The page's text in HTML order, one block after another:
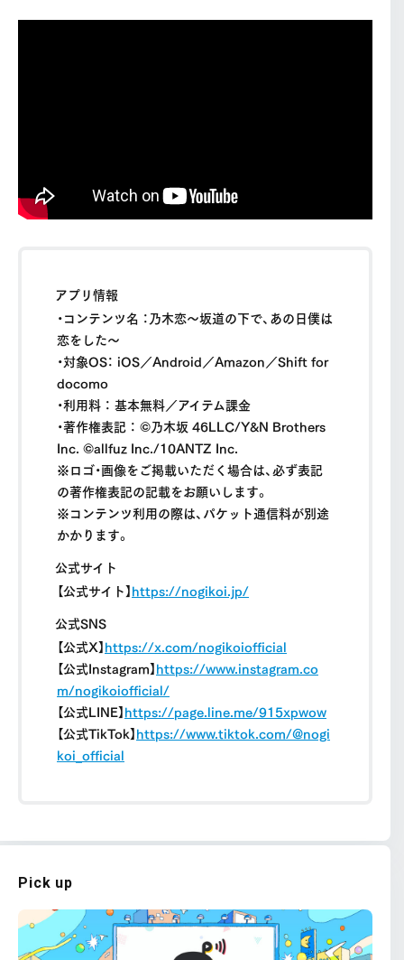
アプリ情報
・コンテンツ名 ：乃木恋〜坂道の下で、あの日僕は
恋をした〜
・対象OS： iOS／Android／Amazon／Shift for
docomo
・利用料 ： 基本無料／アイテム課金
・著作権表記 ： ©乃木坂 46LLC/Y&N Brothers
Inc. ©allfuz Inc./10ANTZ Inc.
※ロゴ・画像をご掲載いただく場合は、必ず表記
の著作権表記の記載をお願いします。
※コンテンツ利用の際は、パケット通信料が別途
かかります。
公式サイト
【公式サイト】https://nogikoi.jp/
公式SNS
【公式X】https://x.com/nogikoiofficial
【公式Instagram】https://www.instagram.co
m/nogikoiofficial/
【公式LINE】https://page.line.me/915xpwow
【公式TikTok】https://www.tiktok.com/@nogi
koi_official
Pick up